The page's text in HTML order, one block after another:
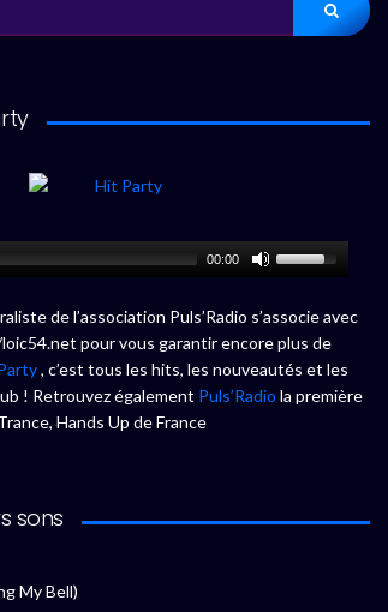
00:00
de l’association Puls’Radio s’associe avec
pour vous garantir encore plus de
, c’est tous les hits, les nouveautés et les
! Retrouvez également Puls’Radio la première
Hands Up de France
sons
My Bell)